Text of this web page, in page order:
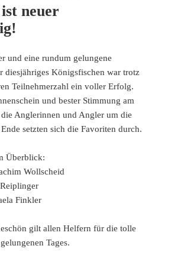
neuer
und eine rundum gelungene
diesjähriges Königsfischen war trotz
Teilnehmerzahl ein voller Erfolg.
und bester Stimmung am
Anglerinnen und Angler um die
setzten sich die Favoriten durch.
Überblick:
Wollscheid
Finkler
gilt allen Helfern für die tolle
Tages.